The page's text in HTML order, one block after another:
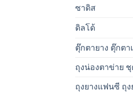
ซาดิส
ดิลโด้
ตุ๊กตายาง ตุ๊กตา
ถุงน่องตาข่าย
ถุงยางแฟนซี ถุง